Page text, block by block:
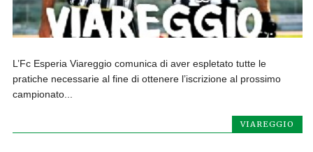
L’Fc Esperia Viareggio comunica di aver espletato tutte le
pratiche necessarie al fine di ottenere l’iscrizione al prossimo
campionato...
VIAREGGIO